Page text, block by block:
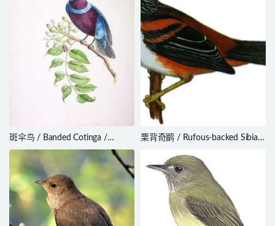
斑伞鸟 / Banded Cotinga /
Cotinga maculata
栗背奇鹛 / Rufous-backed Sibia /